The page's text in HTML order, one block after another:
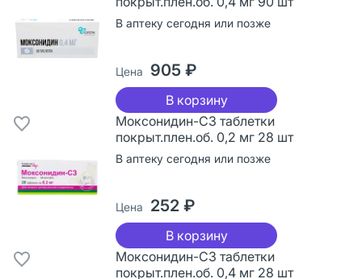
В аптеку сегодня или позже
Цена 905 ₽
В корзину
Моксонидин-СЗ таблетки
покрыт.плен.об. 0,2 мг 28 шт
В аптеку сегодня или позже
Цена 252 ₽
В корзину
Моксонидин-СЗ таблетки
покрыт.плен.об. 0,4 мг 28 шт